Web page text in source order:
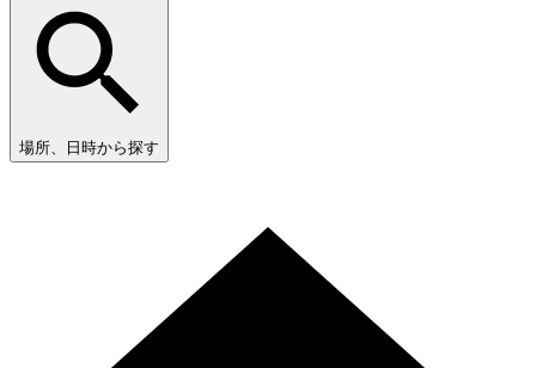
場所、日時から探す